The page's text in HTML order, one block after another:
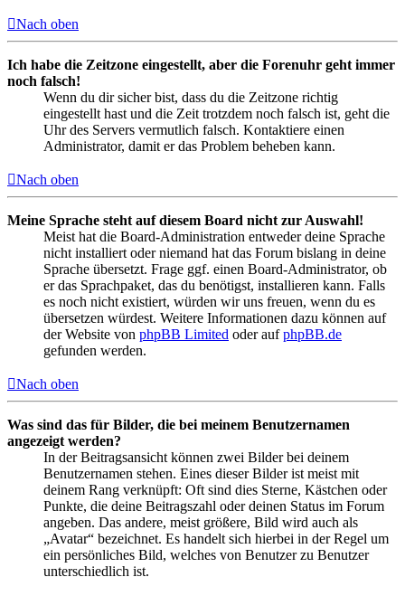
Nach oben
Ich habe die Zeitzone eingestellt, aber die Forenuhr geht immer
noch falsch!
Wenn du dir sicher bist, dass du die Zeitzone richtig
eingestellt hast und die Zeit trotzdem noch falsch ist, geht die
Uhr des Servers vermutlich falsch. Kontaktiere einen
Administrator, damit er das Problem beheben kann.
Nach oben
Meine Sprache steht auf diesem Board nicht zur Auswahl!
Meist hat die Board-Administration entweder deine Sprache
nicht installiert oder niemand hat das Forum bislang in deine
Sprache übersetzt. Frage ggf. einen Board-Administrator, ob
er das Sprachpaket, das du benötigst, installieren kann. Falls
es noch nicht existiert, würden wir uns freuen, wenn du es
übersetzen würdest. Weitere Informationen dazu können auf
der Website von phpBB Limited oder aufphpBB.de
gefunden werden.
Nach oben
Was sind das für Bilder, die bei meinem Benutzernamen
angezeigt werden?
In der Beitragsansicht können zwei Bilder bei deinem
Benutzernamen stehen. Eines dieser Bilder ist meist mit
deinem Rang verknüpft: Oft sind dies Sterne, Kästchen oder
Punkte, die deine Beitragszahl oder deinen Status im Forum
angeben. Das andere, meist größere, Bild wird auch als
„Avatar“ bezeichnet. Es handelt sich hierbei in der Regel um
ein persönliches Bild, welches von Benutzer zu Benutzer
unterschiedlich ist.